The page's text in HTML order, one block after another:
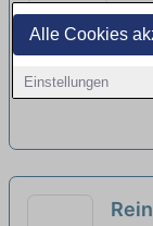
Alle Cookies
Einstellungen